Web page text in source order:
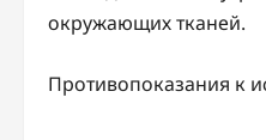
окружающих тканей.
Противопоказания к